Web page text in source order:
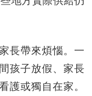
帶來煩惱。一
孩子放假、家長
護或獨自在家。